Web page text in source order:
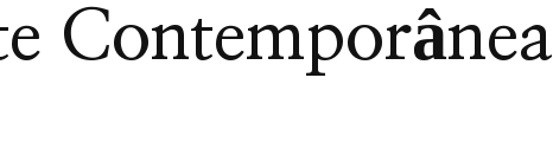
Contemporânea